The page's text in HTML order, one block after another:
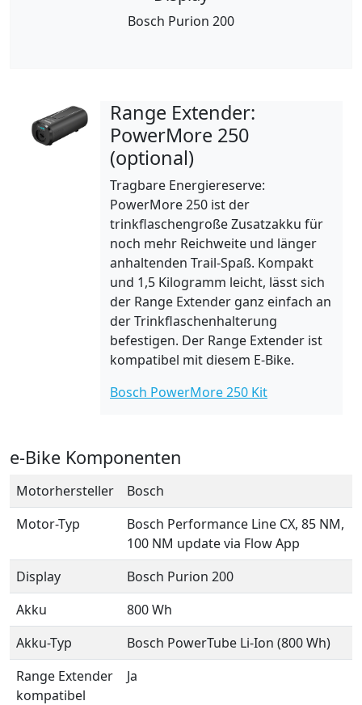
Bosch Purion 200
Range Extender:
PowerMore 250
(optional)
Tragbare Energiereserve:
PowerMore 250 ist der
trinkflaschengroße Zusatzakku für
noch mehr Reichweite und länger
anhaltenden Trail-Spaß. Kompakt
und 1,5 Kilogramm leicht, lässt sich
der Range Extender ganz einfach an
der Trinkflaschenhalterung
befestigen. Der Range Extender ist
kompatibel mit diesem E-Bike.
Bosch PowerMore 250 Kit
e-Bike Komponenten
Motorhersteller
Bosch
Motor-Typ
Bosch Performance Line CX, 85 NM,
100 NM update via Flow App
Display
Bosch Purion 200
Akku
800 Wh
Akku-Typ
Bosch PowerTube Li-Ion (800 Wh)
Range Extender
kompatibel
Ja